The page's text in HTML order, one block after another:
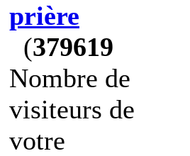
prière
(379619
Nombre de
visiteurs de
votre